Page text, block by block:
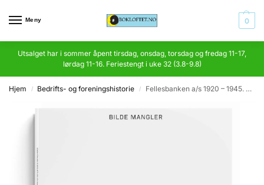
Meny 0
Utsalget har i sommer åpent tirsdag, onsdag, torsdag og fredag 11-17,
lørdag 11-16. Feriestengt i uke 32 (3.8-9.8)
Hjem / Bedrifts- og foreningshistorie / Fellesbanken a/s 1920 – 1945. En beretning og et tidsbillede